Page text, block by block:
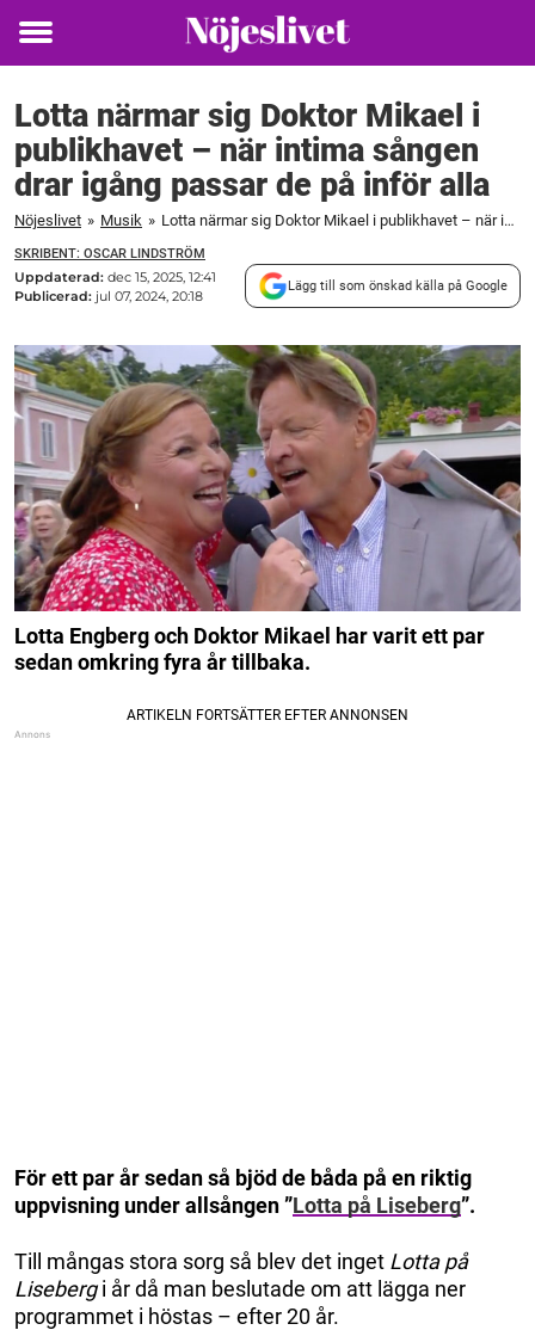
Toggle
Lotta närmar sig Doktor Mikael i
publikhavet – när intima sången
drar igång passar de på inför alla
Nöjeslivet » Musik » Lotta närmar sig Doktor Mikael i publikhavet – när intima sången drar igång passar de på inför alla
SKRIBENT: OSCAR LINDSTRÖM
Uppdaterad: dec 15, 2025, 12:41
Publicerad: jul 07, 2024, 20:18
Lägg till som önskad källa på Google
Lotta Engberg och Doktor Mikael har varit ett par
sedan omkring fyra år tillbaka.
För ett par år sedan så bjöd de båda på en riktig
uppvisning under allsången ”Lotta på Liseberg”.
Till mångas stora sorg så blev det inget Lotta på
Lisebergi år då man beslutade om att lägga ner
programmet i höstas – efter 20 år.